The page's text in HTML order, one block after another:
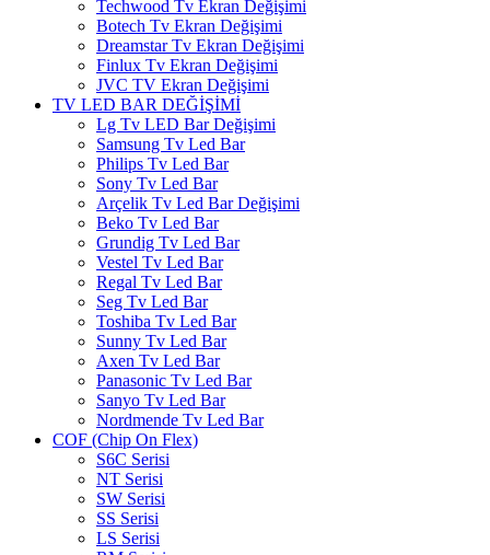
Techwood Tv Ekran Değişimi
Botech Tv Ekran Değişimi
Dreamstar Tv Ekran Değişimi
Finlux Tv Ekran Değişimi
JVC TV Ekran Değişimi
TV LED BAR DEĞİŞİMİ
Lg Tv LED Bar Değişimi
Samsung Tv Led Bar
Philips Tv Led Bar
Sony Tv Led Bar
Arçelik Tv Led Bar Değişimi
Beko Tv Led Bar
Grundig Tv Led Bar
Vestel Tv Led Bar
Regal Tv Led Bar
Seg Tv Led Bar
Toshiba Tv Led Bar
Sunny Tv Led Bar
Axen Tv Led Bar
Panasonic Tv Led Bar
Sanyo Tv Led Bar
Nordmende Tv Led Bar
COF (Chip On Flex)
S6C Serisi
NT Serisi
SW Serisi
SS Serisi
LS Serisi